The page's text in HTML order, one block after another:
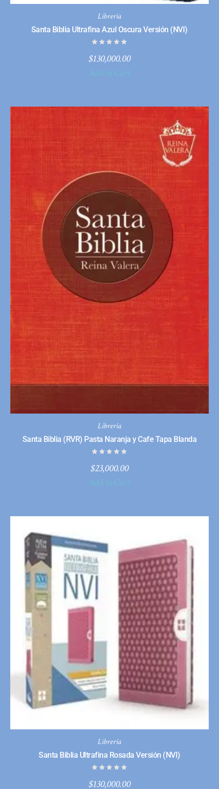
Librería
Santa Biblia Ultrafina Azul Oscura Versión (NVI)
$130,000.00
Add to Cart
Librería
Santa Biblia (RVR) Pasta Naranja y Cafe Tapa Blanda
$23,000.00
Add to Cart
Librería
Santa Biblia Ultrafina Rosada Versión (NVI)
$130,000.00